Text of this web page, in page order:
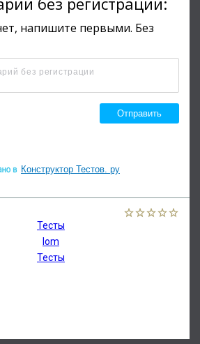
Конструктор Тестов. ру
Тесты
lom
Тесты